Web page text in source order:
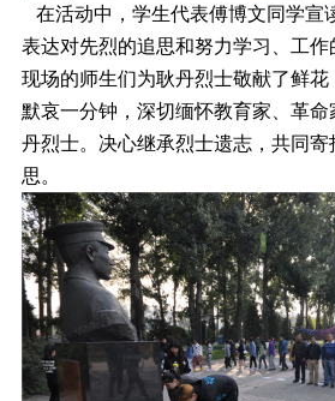
在活动中，学生代表傅博文同学宣
表达对先烈的追思和努力学习、工
现场的师生们为耿丹烈士敬献了鲜
默哀一分钟，深切缅怀教育家、革
丹烈士。决心继承烈士遗志，共同
思。